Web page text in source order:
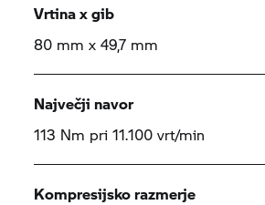
Vrtina x gib
80 mm x 49,7 mm
Največji navor
113 Nm pri 11.100 vrt/min
Kompresijsko razmerje